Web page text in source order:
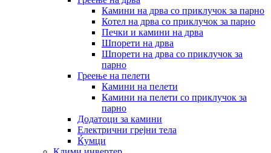
Камини на дрва со приклучок за парно
Котел на дрва со приклучок за парно
Печки и камини на дрва
Шпорети на дрва
Шпорети на дрва со приклучок за
парно
Греење на пелети
Камини на пелети
Камини на пелети со приклучок за
парно
Додатоци за камини
Електрични грејни тела
Ќумци